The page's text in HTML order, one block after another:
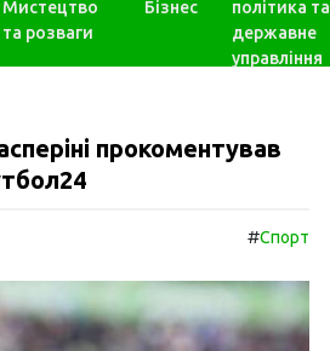
Мистецтво
та розваги
Бізнес
політика та
державне
управління
прокоментував
#Спорт